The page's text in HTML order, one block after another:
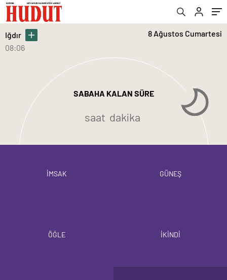
Iğdır
08:06
SABAHA KALAN SÜRE
saat dakika
8 Ağustos Cumartesi
İMSAK GÜNEŞ
ÖĞLE İKİNDİ